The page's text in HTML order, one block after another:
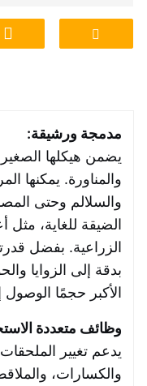
مدمجة ورشيقة:
يضمن هيكلها
والمناورة. يمكنها
والسلالم وحتى
الضيقة للغاية، مثل
الزراعية. بفضل
بدقة إلى الزوايا
الأكبر حجمًا الوصول
وظائف متعددة
يدعم تغيير
والكسارات،